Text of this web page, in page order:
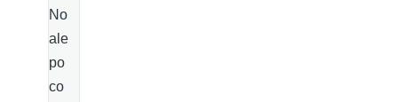
No
ale
po
co